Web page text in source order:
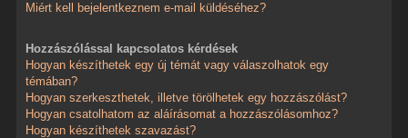
Miért kell bejelentkeznem e-mail küldéséhez?
Hozzászólással kapcsolatos kérdések
Hogyan készíthetek egy új témát vagy válaszolhatok egy
témában?
Hogyan szerkeszthetek, illetve törölhetek egy hozzászólást?
Hogyan csatolhatom az aláírásomat a hozzászólásomhoz?
Hogyan készíthetek szavazást?